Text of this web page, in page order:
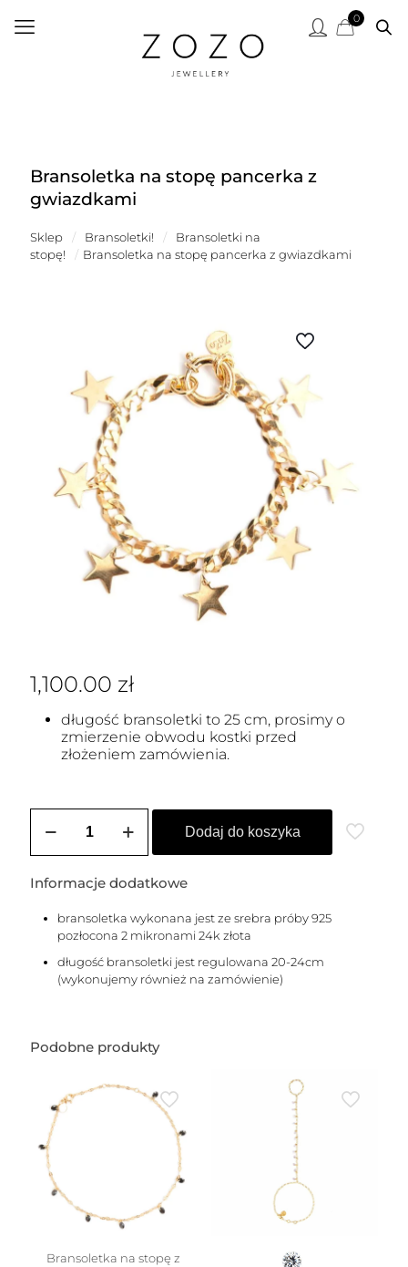
0
Bransoletka na stopę pancerka z
gwiazdkami
Sklep / Bransoletki! /
Bransoletki na
stopę!
/ Bransoletka na stopę pancerka z gwiazdkami
1,100.00 zł
długość bransoletki to 25 cm, prosimy o
zmierzenie obwodu kostki przed
złożeniem zamówienia.
Bransoletka
pancerka
gwiazdkami
Dodaj do koszyka
Informacje dodatkowe
bransoletka wykonana jest ze srebra próby 925
pozłocona 2 mikronami 24k złota
długość bransoletki jest regulowana 20-24cm
(wykonujemy również na zamówienie)
Podobne produkty
Bransoletka na stopę z